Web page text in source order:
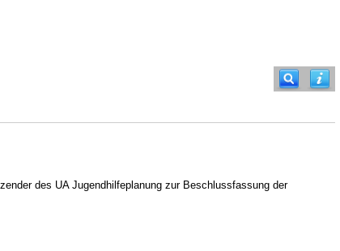
des UA Jugendhilfeplanung zur Beschlussfassung der